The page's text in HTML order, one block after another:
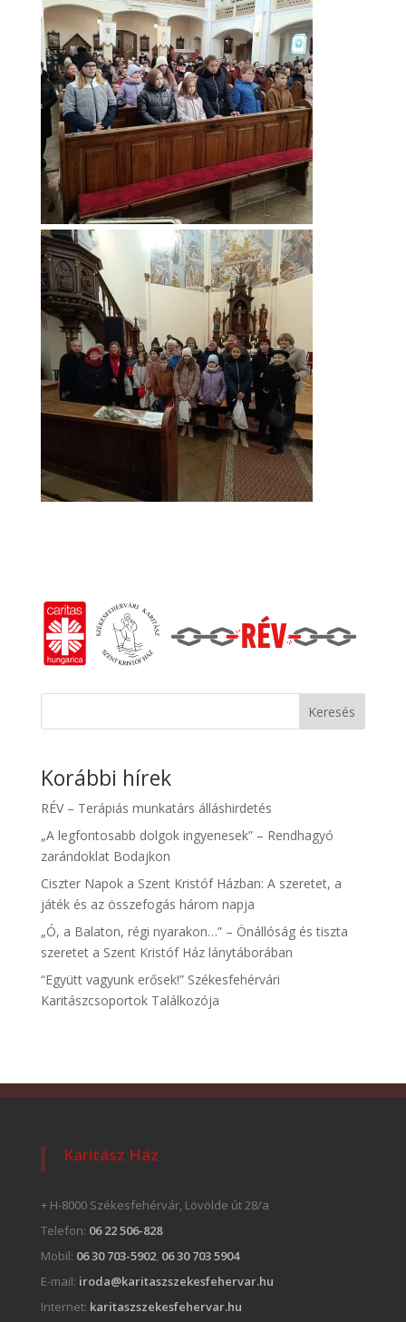
Keresés
Korábbi hírek
RÉV – Terápiás munkatárs álláshirdetés
„A legfontosabb dolgok ingyenesek” – Rendhagyó
zarándoklat Bodajkon
Ciszter Napok a Szent Kristóf Házban: A szeretet, a
játék és az összefogás három napja
„Ó, a Balaton, régi nyarakon…” – Önállóság és tiszta
szeretet a Szent Kristóf Ház lánytáborában
“Együtt vagyunk erősek!” Székesfehérvári
Karitászcsoportok Találkozója
Karitász Ház
+ H-8000 Székesfehérvár, Lövölde út 28/a
Telefon: 06 22 506-828
Mobil: 06 30 703-5902, 06 30 703 5904
E-mail: iroda@karitaszszekesfehervar.hu
Internet: karitaszszekesfehervar.hu